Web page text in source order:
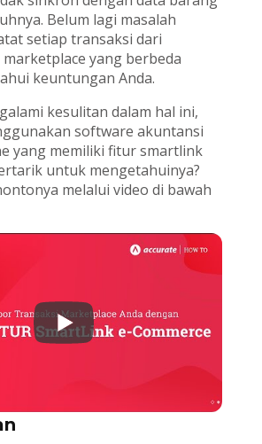
Belum lagi masalah
setiap transaksi dari
yang berbeda
keuntungan Anda.
kesulitan dalam hal ini,
software akuntansi
yang memiliki fitur smartlink
untuk mengetahuinya?
melalui video di bawah